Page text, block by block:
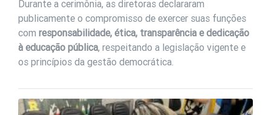
Durante a cerimônia, as diretoras declararam
publicamente o compromisso de exercer suas funções
com responsabilidade, ética, transparência e dedicação
à educação pública, respeitando a legislação vigente e
os princípios da gestão democrática.